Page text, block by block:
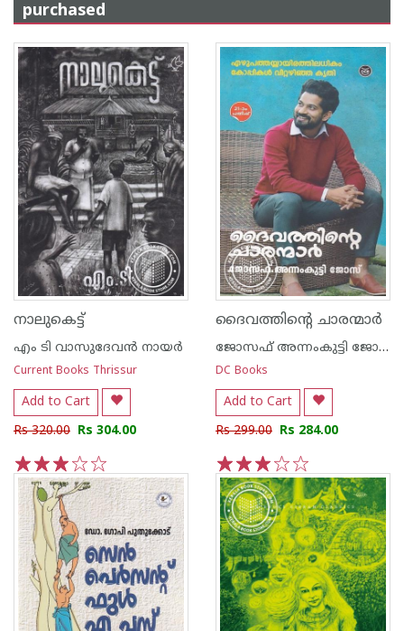
purchased
നാലുകെട്ട്
എം ടി വാസുദേവന്‍ നായര്‍
Current Books Thrissur
Add to Cart
Rs 320.00 Rs 304.00
5
4
3
2
1
ദൈവത്തിന്റെ ചാരന്മാര്‍
ജോസഫ് അന്നംകുട്ടി ജോസ്
DC Books
Add to Cart
Rs 299.00 Rs 284.00
5
4
3
2
1